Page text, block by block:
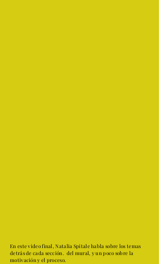
En este video final, Natalia Spitale habla sobre los temas
detrás de cada sección. del mural, y un poco sobre la
motivación y el proceso.